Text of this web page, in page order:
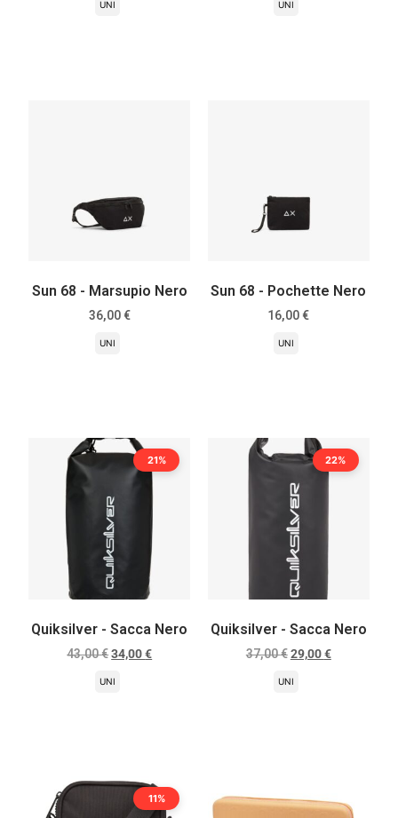
UNI UNI
Sun 68 - Marsupio Nero
36,00 €
UNI
Sun 68 - Pochette Nero
16,00 €
UNI
21%
Quiksilver - Sacca Nero
43,00€34,00€
UNI
22%
Quiksilver - Sacca Nero
37,00€ 29,00€
UNI
11%